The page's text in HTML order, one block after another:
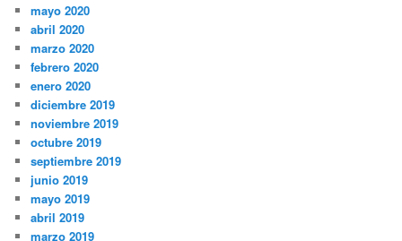
mayo 2020
abril 2020
marzo 2020
febrero 2020
enero 2020
diciembre 2019
noviembre 2019
octubre 2019
septiembre 2019
junio 2019
mayo 2019
abril 2019
marzo 2019